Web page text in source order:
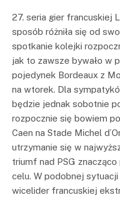
27. seria gier francuskiej
sposób różniła się od
spotkanie kolejki
jak to zawsze bywało w
pojedynek Bordeaux z
na wtorek. Dla
będzie jednak sobotnie
rozpocznie się bowiem
Caen na Stade Michel
utrzymanie się w
triumf nad PSG
celu. W podobnej sytuacji
wicelider francuskiej